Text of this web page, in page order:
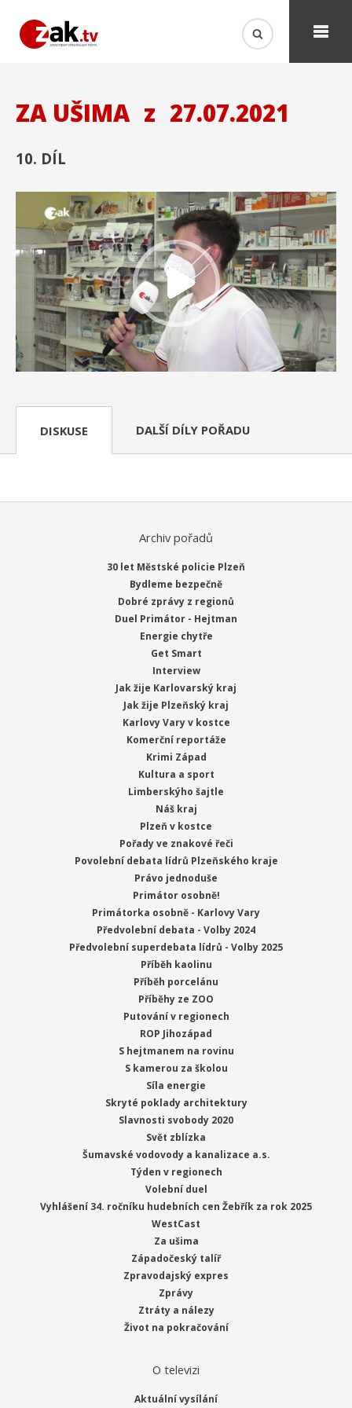
ZA UŠIMA z 27.07.2021
10. DÍL
DISKUSE DALŠÍ DÍLY POŘADU
Archiv pořadů
30 let Městské policie Plzeň
Bydleme bezpečně
Dobré zprávy z regionů
Duel Primátor - Hejtman
Energie chytře
Get Smart
Interview
Jak žije Karlovarský kraj
Jak žije Plzeňský kraj
Karlovy Vary v kostce
Komerční reportáže
Krimi Západ
Kultura a sport
Limberskýho šajtle
Náš kraj
Plzeň v kostce
Pořady ve znakové řeči
Povolební debata lídrů Plzeňského kraje
Právo jednoduše
Primátor osobně!
Primátorka osobně - Karlovy Vary
Předvolební debata - Volby 2024
Předvolební superdebata lídrů - Volby 2025
Příběh kaolinu
Příběh porcelánu
Příběhy ze ZOO
Putování v regionech
ROP Jihozápad
S hejtmanem na rovinu
S kamerou za školou
Síla energie
Skryté poklady architektury
Slavnosti svobody 2020
Svět zblízka
Šumavské vodovody a kanalizace a.s.
Týden v regionech
Volební duel
Vyhlášení 34. ročníku hudebních cen Žebřík za rok 2025
WestCast
Za ušima
Západočeský talíř
Zpravodajský expres
Zprávy
Ztráty a nálezy
Život na pokračování
O televizi
Aktuální vysílání